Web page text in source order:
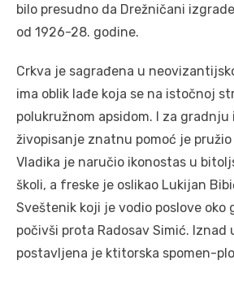
bilo presudno da Drežničani
od 1926-28. godine.
Crkva je sagrađena u
ima oblik lađe koja se na istočnoj
polukružnom apsidom. I za gradnju
živopisanje znatnu pomoć je
Vladika je naručio ikonostas u
školi, a freske je oslikao Lukijan
Sveštenik koji je vodio poslove oko
počivši prota Radosav Simić. Iznad
postavljena je ktitorska spomen-